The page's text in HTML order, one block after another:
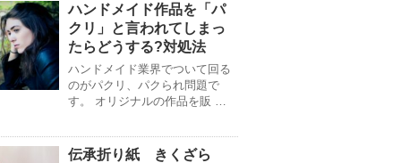
ハンドメイド作品を「パ
クリ」と言われてしまっ
たらどうする?対処法
ハンドメイド業界でついて回る
のがパクリ、パクられ問題で
す。 オリジナルの作品を販 …
伝承折り紙 きくざら